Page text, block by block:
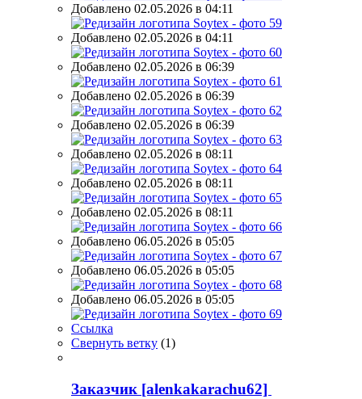
Добавлено 02.05.2026 в 04:11
Добавлено 02.05.2026 в 04:11
Добавлено 02.05.2026 в 06:39
Добавлено 02.05.2026 в 06:39
Добавлено 02.05.2026 в 06:39
Добавлено 02.05.2026 в 08:11
Добавлено 02.05.2026 в 08:11
Добавлено 02.05.2026 в 08:11
Добавлено 06.05.2026 в 05:05
Добавлено 06.05.2026 в 05:05
Добавлено 06.05.2026 в 05:05
Ссылка
Свернуть ветку (1)
Заказчик [alenkakarachu62]